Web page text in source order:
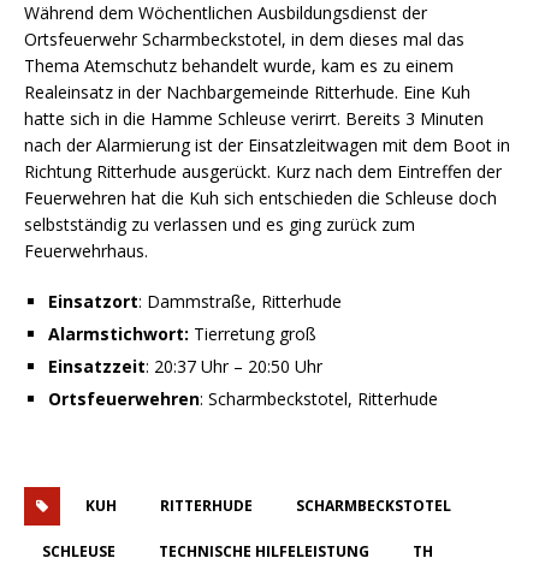
Während dem Wöchentlichen Ausbildungsdienst der
Ortsfeuerwehr Scharmbeckstotel, in dem dieses mal das
Thema Atemschutz behandelt wurde, kam es zu einem
Realeinsatz in der Nachbargemeinde Ritterhude. Eine Kuh
hatte sich in die Hamme Schleuse verirrt. Bereits 3 Minuten
nach der Alarmierung ist der Einsatzleitwagen mit dem Boot in
Richtung Ritterhude ausgerückt. Kurz nach dem Eintreffen der
Feuerwehren hat die Kuh sich entschieden die Schleuse doch
selbstständig zu verlassen und es ging zurück zum
Feuerwehrhaus.
Einsatzort: Dammstraße, Ritterhude
Alarmstichwort: Tierretung groß
Einsatzzeit: 20:37 Uhr – 20:50 Uhr
Ortsfeuerwehren: Scharmbeckstotel, Ritterhude
KUH RITTERHUDE SCHARMBECKSTOTEL
SCHLEUSE TECHNISCHE HILFELEISTUNG TH